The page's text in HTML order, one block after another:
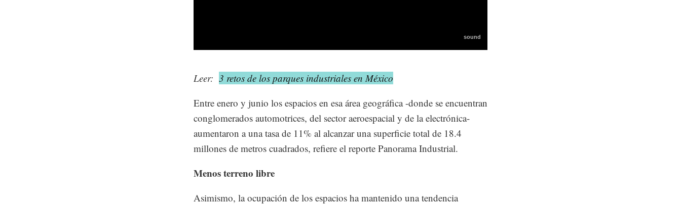
Leer: 3 retos de los parques industriales en México
Entre enero y junio los espacios en esa área geográfica -donde se encuentran
conglomerados automotrices, del sector aeroespacial y de la electrónica-
aumentaron a una tasa de 11% al alcanzar una superficie total de 18.4
millones de metros cuadrados, refiere el reporte Panorama Industrial.
Menos terreno libre
Asimismo, la ocupación de los espacios ha mantenido una tendencia